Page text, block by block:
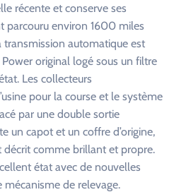
récente et conserve ses
parcouru environ 1600 miles
automatique est
original logé sous un filtre
Les collecteurs
pour la course et le système
par une double sortie
un capot et un coffre d’origine,
décrit comme brillant et propre.
état avec de nouvelles
de relevage.